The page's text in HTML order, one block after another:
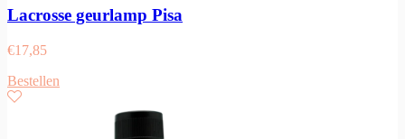
Lacrosse geurlamp Pisa
€17,85
Bestellen